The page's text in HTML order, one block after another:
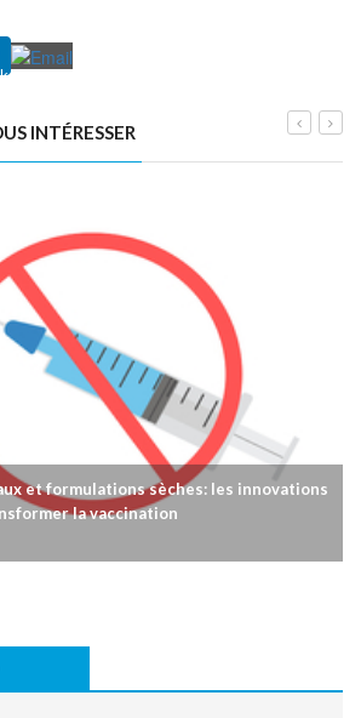
INTÉRESSER
et formulations sèches: les innovations
la vaccination